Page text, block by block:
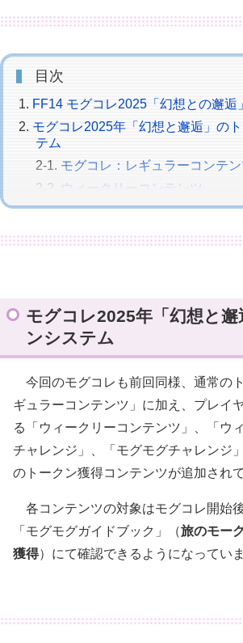
目次
FF14 モグコレ2025「幻想との邂逅
モグコレ2025年「幻想と邂逅」の
テム
モグコレ：レギュラーコンテン
ウィークリーコンテンツ
ウィークリープチモグチャレ
モグモグチャレンジ
座標
モグコレ2025年「幻想と邂
ンシステム
今回のモグコレも前回同様、通常の
ギュラーコンテンツ」に加え、プレイ
る「ウィークリーコンテンツ」、「ウ
チャレンジ」、「モグモグチャレンジ
のトークン獲得コンテンツが追加され
各コンテンツの対象はモグコレ開始
「モグモグガイドブック」（旅のモー
獲得）にて確認できるようになっていま